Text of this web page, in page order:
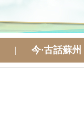
| 今·古話蘇州